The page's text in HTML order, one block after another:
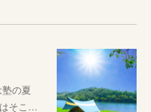
の夏
そこ…